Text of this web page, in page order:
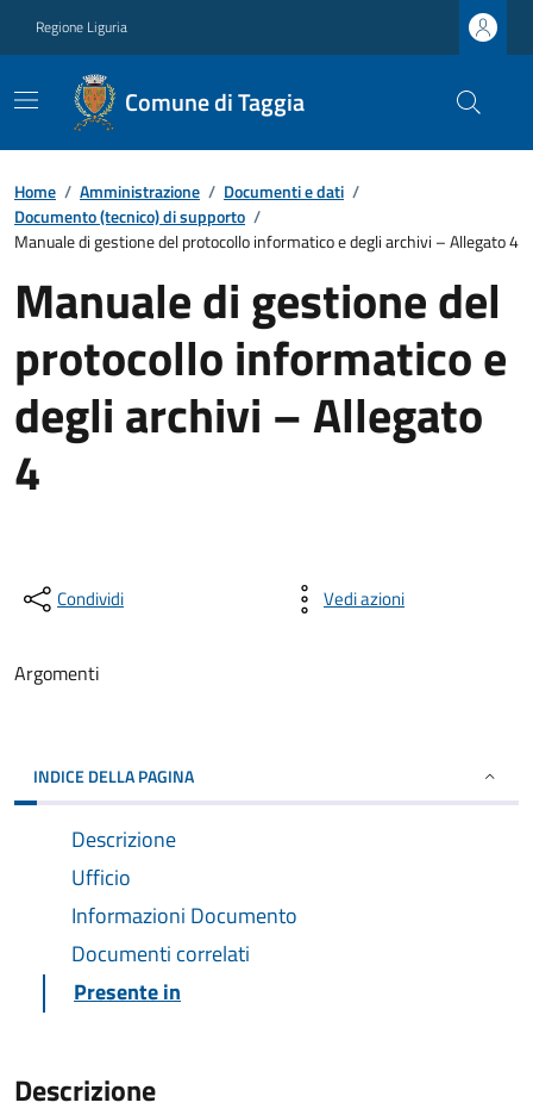
Regione Liguria
Comune di Taggia
Home / Amministrazione / Documenti e dati /
Documento (tecnico) di supporto /
Manuale di gestione del protocollo informatico e degli archivi – Allegato 4
Manuale di gestione del
protocollo informatico e
degli archivi – Allegato
4
Condividi Vedi azioni
Argomenti
INDICE DELLA PAGINA
Descrizione
Ufficio
Informazioni Documento
Documenti correlati
Presente in
Descrizione